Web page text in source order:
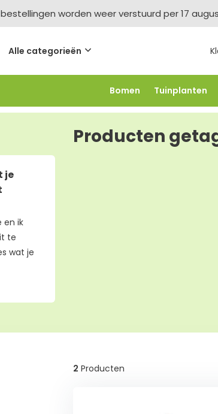
worden weer verstuurd per 17
Alle categorieën
Bomen Tuinplanten
-2,5% vanaf €250 -FLOWBO250 -
je
en ik
te
wat je
Producten
2 Producten